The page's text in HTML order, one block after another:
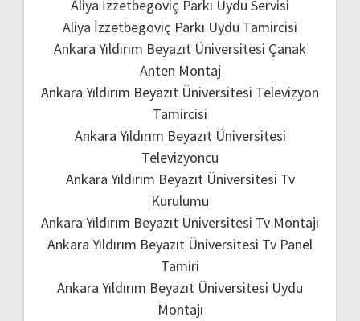
Aliya İzzetbegoviç Parkı Uydu Servisi
Aliya İzzetbegoviç Parkı Uydu Tamircisi
Ankara Yıldırım Beyazıt Üniversitesi Çanak
Anten Montaj
Ankara Yıldırım Beyazıt Üniversitesi Televizyon
Tamircisi
Ankara Yıldırım Beyazıt Üniversitesi
Televizyoncu
Ankara Yıldırım Beyazıt Üniversitesi Tv
Kurulumu
Ankara Yıldırım Beyazıt Üniversitesi Tv Montajı
Ankara Yıldırım Beyazıt Üniversitesi Tv Panel
Tamiri
Ankara Yıldırım Beyazıt Üniversitesi Uydu
Montajı